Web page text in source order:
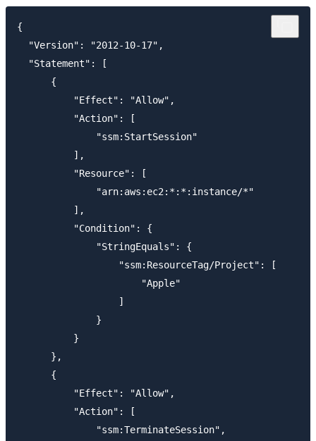
{
  "Version": "2012-10-17",
  "Statement": [
      {
          "Effect": "Allow",
          "Action": [
              "ssm:StartSession"
          ],
          "Resource": [
              "arn:aws:ec2:*:*:instance/*"
          ],
          "Condition": {
              "StringEquals": {
                  "ssm:ResourceTag/Project": [
                      "Apple"
                  ]
              }
          }
      },
      {
          "Effect": "Allow",
          "Action": [
              "ssm:TerminateSession",